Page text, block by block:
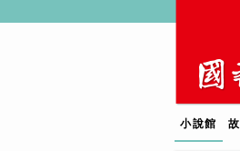
小說館